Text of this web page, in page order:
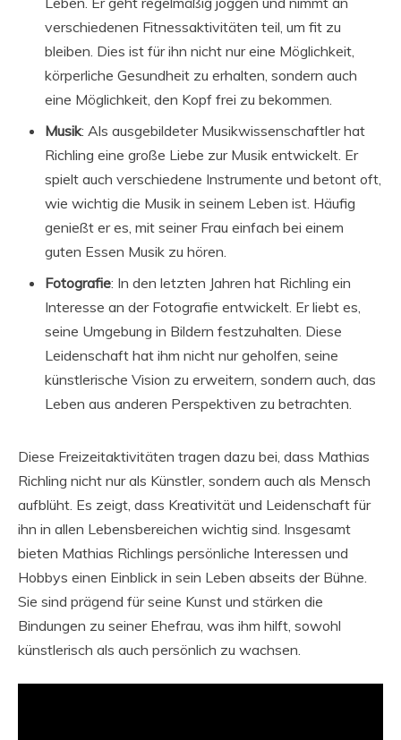
verschiedenen Fitnessaktivitäten teil, um fit zu
bleiben. Dies ist für ihn nicht nur eine Möglichkeit,
körperliche Gesundheit zu erhalten, sondern auch
eine Möglichkeit, den Kopf frei zu bekommen.
Musik: Als ausgebildeter Musikwissenschaftler hat
Richling eine große Liebe zur Musik entwickelt. Er
spielt auch verschiedene Instrumente und betont oft,
wie wichtig die Musik in seinem Leben ist. Häufig
genießt er es, mit seiner Frau einfach bei einem
guten Essen Musik zu hören.
Fotografie: In den letzten Jahren hat Richling ein
Interesse an der Fotografie entwickelt. Er liebt es,
seine Umgebung in Bildern festzuhalten. Diese
Leidenschaft hat ihm nicht nur geholfen, seine
künstlerische Vision zu erweitern, sondern auch, das
Leben aus anderen Perspektiven zu betrachten.
Diese Freizeitaktivitäten tragen dazu bei, dass Mathias
Richling nicht nur als Künstler, sondern auch als Mensch
aufblüht. Es zeigt, dass Kreativität und Leidenschaft für
ihn in allen Lebensbereichen wichtig sind. Insgesamt
bieten Mathias Richlings persönliche Interessen und
Hobbys einen Einblick in sein Leben abseits der Bühne.
Sie sind prägend für seine Kunst und stärken die
Bindungen zu seiner Ehefrau, was ihm hilft, sowohl
künstlerisch als auch persönlich zu wachsen.